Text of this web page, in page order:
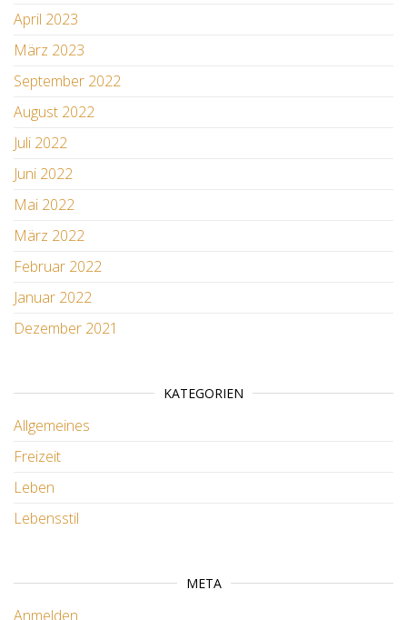
April 2023
März 2023
September 2022
August 2022
Juli 2022
Juni 2022
Mai 2022
März 2022
Februar 2022
Januar 2022
Dezember 2021
KATEGORIEN
Allgemeines
Freizeit
Leben
Lebensstil
META
Anmelden